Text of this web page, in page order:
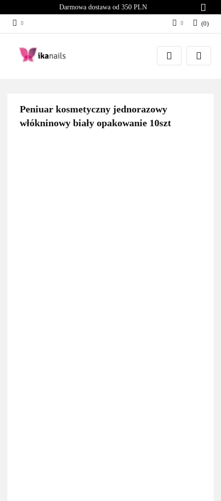
Darmowa dostawa od 350 PLN
Zaloguj się
Załóż konto
(0)
Peniuar kosmetyczny jednorazowy
włókninowy biały opakowanie 10szt